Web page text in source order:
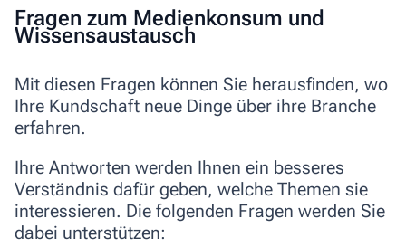
Fragen zum Medienkonsum und
Wissensaustausch
Mit diesen Fragen können Sie herausfinden, wo
Ihre Kundschaft neue Dinge über ihre Branche
erfahren.
Ihre Antworten werden Ihnen ein besseres
Verständnis dafür geben, welche Themen sie
interessieren. Die folgenden Fragen werden Sie
dabei unterstützen: